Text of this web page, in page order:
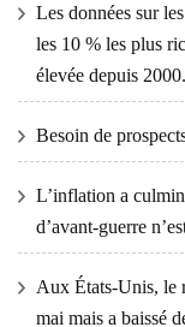
Les données sur
les 10 % les plus
élevée depuis 2000.
Besoin de
L’inflation a
d’avant-guerre
Aux États-Unis, le
mai mais a baissé